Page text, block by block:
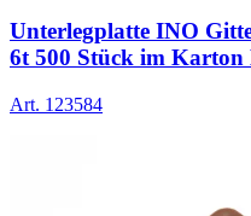
Unterlegplatte INO
6t 500 Stück im Karton
Art. 123584